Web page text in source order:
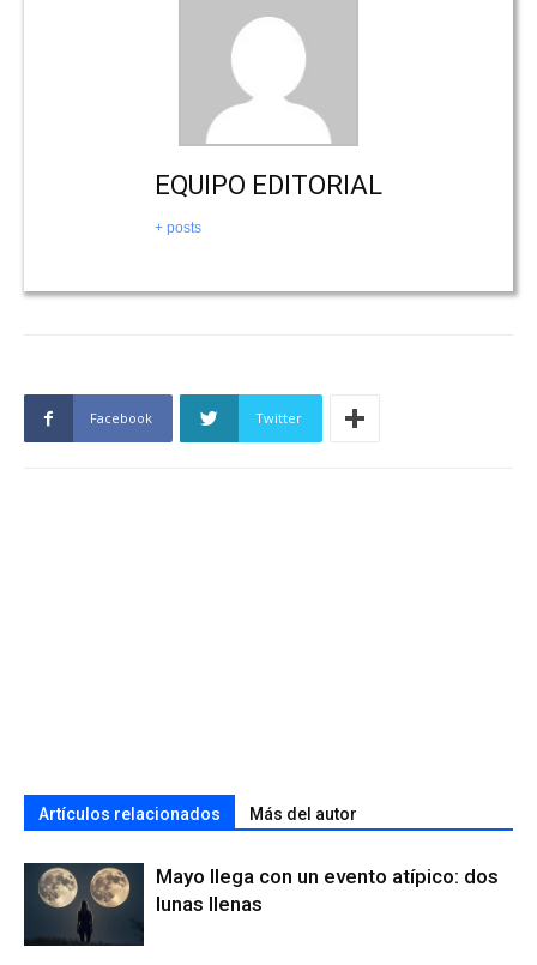
EQUIPO EDITORIAL
+ posts
Facebook Twitter
Artículos relacionados Más del autor
Mayo llega con un evento atípico: dos
lunas llenas